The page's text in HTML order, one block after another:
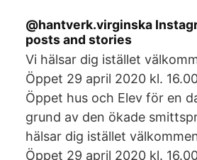
@hantverk.virginska
posts and stories
Vi hälsar dig istället
Öppet 29 april 2020 kl.
Öppet hus och Elev för en
grund av den ökade
hälsar dig istället
Öppet 29 april 2020 kl.